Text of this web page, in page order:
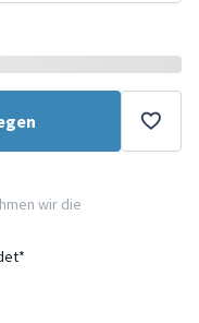
wir die